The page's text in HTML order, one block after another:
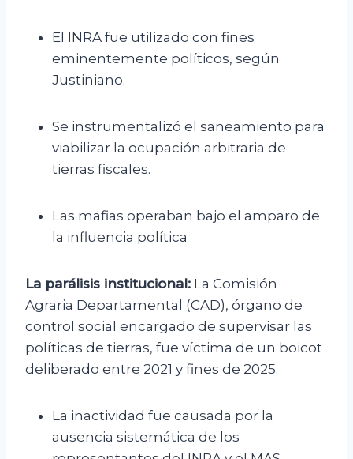
El INRA fue utilizado con fines
eminentemente políticos, según
Justiniano.
Se instrumentalizó el saneamiento para
viabilizar la ocupación arbitraria de
tierras fiscales.
Las mafias operaban bajo el amparo de
la influencia política
La parálisis institucional: La Comisión
Agraria Departamental (CAD), órgano de
control social encargado de supervisar las
políticas de tierras, fue víctima de un boicot
deliberado entre 2021 y fines de 2025.
La inactividad fue causada por la
ausencia sistemática de los